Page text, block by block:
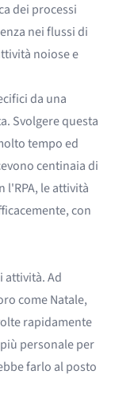
dei processi
nei flussi di
noiose e
da una
Svolgere questa
tempo ed
centinaia di
l'RPA, le attività
con
attività. Ad
come Natale,
rapidamente
personale per
farlo al posto